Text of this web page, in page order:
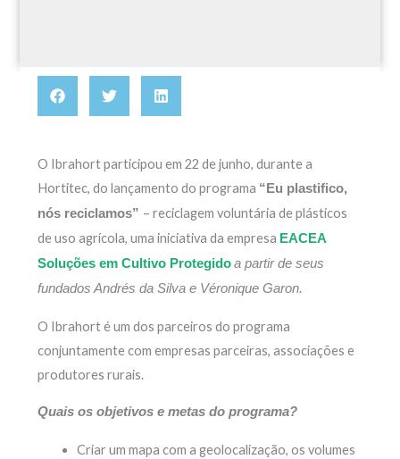
O Ibrahort participou em 22 de junho, durante a
Hortitec, do lançamento do programa “Eu plastifico,
nós reciclamos” – reciclagem voluntária de plásticos
de uso agrícola, uma iniciativa da empresa EACEA
Soluções em Cultivo Protegido a partir de seus
fundados Andrés da Silva e Véronique Garon.
O Ibrahort é um dos parceiros do programa
conjuntamente com empresas parceiras, associações e
produtores rurais.
Quais os objetivos e metas do programa?
Criar um mapa com a geolocalização, os volumes